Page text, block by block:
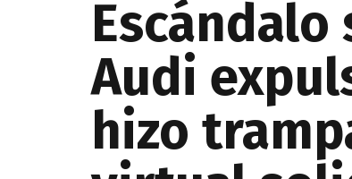
Escándalo
Audi
hizo